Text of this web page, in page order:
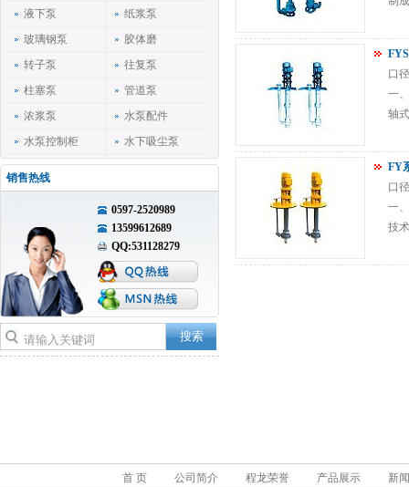
液下泵
纸浆泵
玻璃钢泵
胶体磨
转子泵
往复泵
柱塞泵
管道泵
浓浆泵
水泵配件
水泵控制柜
水下吸尘泵
销售热线
0597-2520989
13599612689
QQ:531128279
口
一
轴
FY
口
一
技
首 页 公司简介 程龙荣誉 产品展示
新